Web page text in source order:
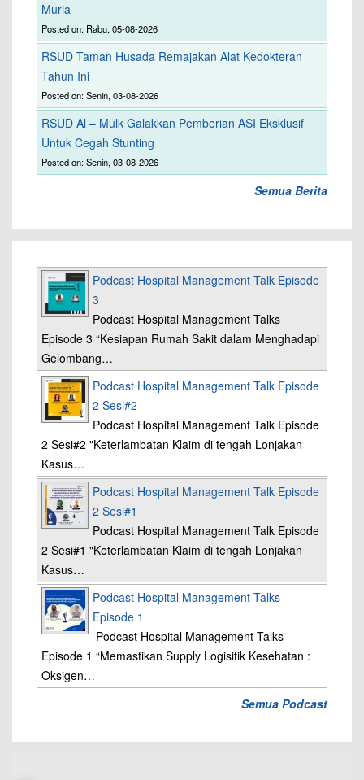
Muria
Posted on: Rabu, 05-08-2026
RSUD Taman Husada Remajakan Alat Kedokteran
Tahun Ini
Posted on: Senin, 03-08-2026
RSUD Al – Mulk Galakkan Pemberian ASI Eksklusif
Untuk Cegah Stunting
Posted on: Senin, 03-08-2026
Semua Berita
Podcast Hospital Management Talk Episode
3
Podcast Hospital Management Talks
Episode 3 “Kesiapan Rumah Sakit dalam Menghadapi
Gelombang…
Podcast Hospital Management Talk Episode
2 Sesi#2
Podcast Hospital Management Talk Episode
2 Sesi#2 "Keterlambatan Klaim di tengah Lonjakan
Kasus…
Podcast Hospital Management Talk Episode
2 Sesi#1
Podcast Hospital Management Talk Episode
2 Sesi#1 "Keterlambatan Klaim di tengah Lonjakan
Kasus…
Podcast Hospital Management Talks
Episode 1
Podcast Hospital Management Talks
Episode 1 “Memastikan Supply Logisitik Kesehatan :
Oksigen…
Semua Podcast